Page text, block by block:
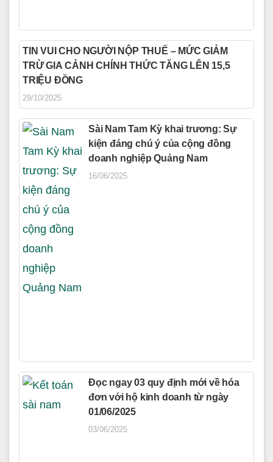
TIN VUI CHO NGƯỜI NỘP THUẾ – MỨC GIẢM
TRỪ GIA CẢNH CHÍNH THỨC TĂNG LÊN 15,5
TRIỆU ĐỒNG
29/10/2025
Sài Nam Tam Kỳ khai trương: Sự
kiện đáng chú ý của cộng đồng
doanh nghiệp Quảng Nam
16/06/2025
Đọc ngay 03 quy định mới về hóa
đơn với hộ kinh doanh từ ngày
01/06/2025
03/06/2025